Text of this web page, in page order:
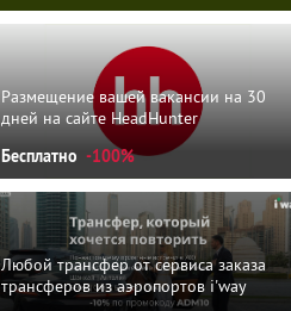
Размещение вашей вакансии на 30
дней на сайте HeadHunter
Бесплатно -100%
Любой трансфер от сервиса заказа
трансферов из аэропортов i'way